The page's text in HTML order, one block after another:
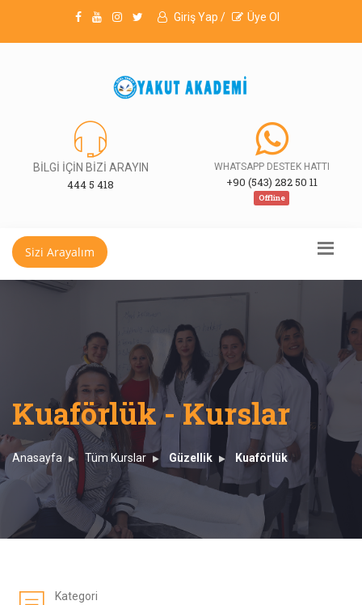
Giriş Yap / Üye Ol
BİLGİ İÇİN BİZİ ARAYIN
444 5 418
WHATSAPP DESTEK HATTI
+90 (543) 282 50 11
Offline
Sizi Arayalım
Kuaförlük - Kurslar
Anasayfa Tüm Kurslar Güzellik Kuaförlük
Kategori